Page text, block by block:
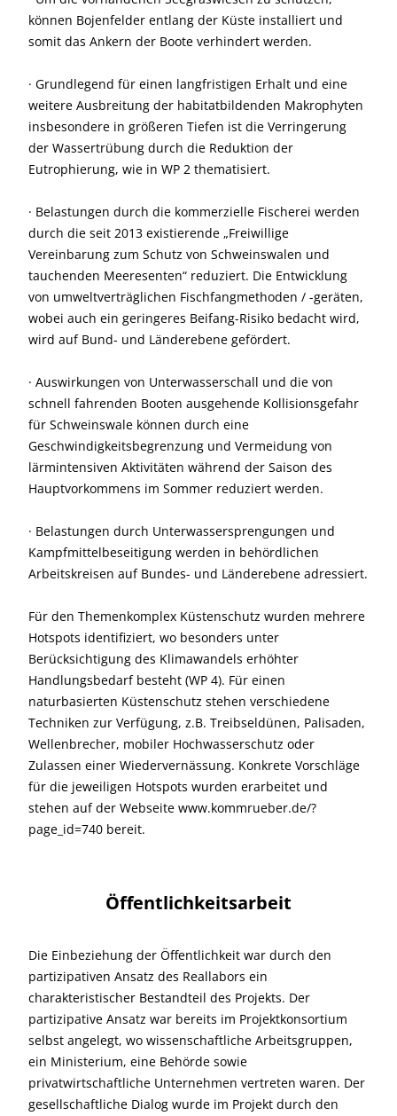
können Bojenfelder entlang der Küste installiert und
somit das Ankern der Boote verhindert werden.
· Grundlegend für einen langfristigen Erhalt und eine
weitere Ausbreitung der habitatbildenden Makrophyten
insbesondere in größeren Tiefen ist die Verringerung
der Wassertrübung durch die Reduktion der
Eutrophierung, wie in WP 2 thematisiert.
· Belastungen durch die kommerzielle Fischerei werden
durch die seit 2013 existierende „Freiwillige
Vereinbarung zum Schutz von Schweinswalen und
tauchenden Meeresenten“ reduziert. Die Entwicklung
von umweltverträglichen Fischfangmethoden / -geräten,
wobei auch ein geringeres Beifang-Risiko bedacht wird,
wird auf Bund- und Länderebene gefördert.
· Auswirkungen von Unterwasserschall und die von
schnell fahrenden Booten ausgehende Kollisionsgefahr
für Schweinswale können durch eine
Geschwindigkeitsbegrenzung und Vermeidung von
lärmintensiven Aktivitäten während der Saison des
Hauptvorkommens im Sommer reduziert werden.
· Belastungen durch Unterwassersprengungen und
Kampfmittelbeseitigung werden in behördlichen
Arbeitskreisen auf Bundes- und Länderebene adressiert.
Für den Themenkomplex Küstenschutz wurden mehrere
Hotspots identifiziert, wo besonders unter
Berücksichtigung des Klimawandels erhöhter
Handlungsbedarf besteht (WP 4). Für einen
naturbasierten Küstenschutz stehen verschiedene
Techniken zur Verfügung, z.B. Treibseldünen, Palisaden,
Wellenbrecher, mobiler Hochwasserschutz oder
Zulassen einer Wiedervernässung. Konkrete Vorschläge
für die jeweiligen Hotspots wurden erarbeitet und
stehen auf der Webseite www.kommrueber.de/?
page_id=740 bereit.
Öffentlichkeitsarbeit
Die Einbeziehung der Öffentlichkeit war durch den
partizipativen Ansatz des Reallabors ein
charakteristischer Bestandteil des Projekts. Der
partizipative Ansatz war bereits im Projektkonsortium
selbst angelegt, wo wissenschaftliche Arbeitsgruppen,
ein Ministerium, eine Behörde sowie
privatwirtschaftliche Unternehmen vertreten waren. Der
gesellschaftliche Dialog wurde im Projekt durch den